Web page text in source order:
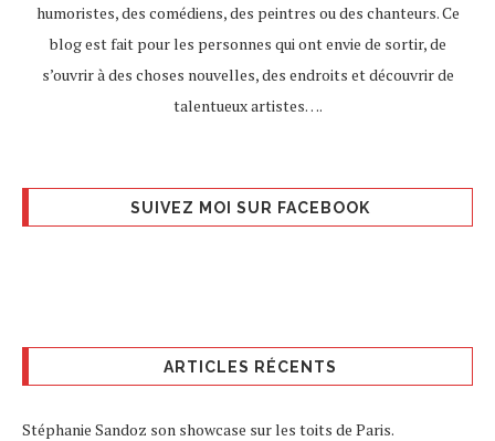
humoristes, des comédiens, des peintres ou des chanteurs. Ce
blog est fait pour les personnes qui ont envie de sortir, de
s’ouvrir à des choses nouvelles, des endroits et découvrir de
talentueux artistes….
SUIVEZ MOI SUR FACEBOOK
ARTICLES RÉCENTS
Stéphanie Sandoz son showcase sur les toits de Paris.